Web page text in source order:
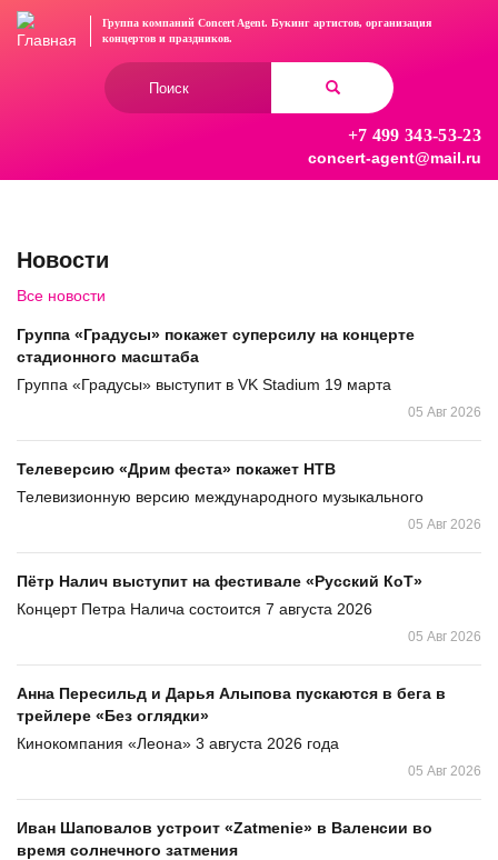
Перейти
Группа компаний Concert Agent. Букинг артистов, организация
концертови праздников.
+7 499 343-53-23
concert-agent@mail.ru
Новости
Все новости
Группа «Градусы» покажет суперсилу на концерте
стадионного масштаба
Группа «Градусы» выступит в VK Stadium 19 марта
05 Авг 2026
Телеверсию «Дрим феста» покажет НТВ
Телевизионную версию международного музыкального
05 Авг 2026
Пётр Налич выступит на фестивале «Русский КоТ»
Концерт Петра Налича состоится 7 августа 2026
05 Авг 2026
Анна Пересильд и Дарья Алыпова пускаются в бега в
трейлере «Без оглядки»
Кинокомпания «Леона» 3 августа 2026 года
05 Авг 2026
Иван Шаповалов устроит «Zatmenie» в Валенсии во
время солнечного затмения